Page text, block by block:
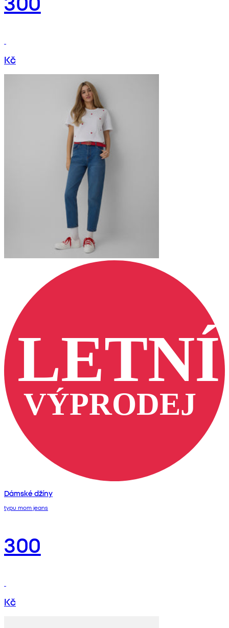
Kč
Dámské džíny
typu mom jeans
300
Kč